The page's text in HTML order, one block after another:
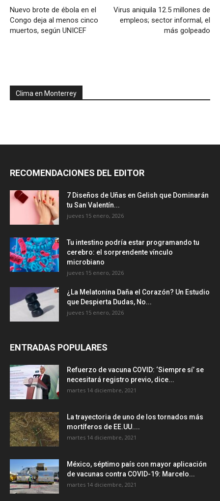
Nuevo brote de ébola en el
Congo deja al menos cinco
muertos, según UNICEF
Virus aniquila 12.5 millones de
empleos; sector informal, el
más golpeado
Clima en Monterrey
RECOMENDACIONES DEL EDITOR
7 Diseños de Uñas en Gelish que Dominarán
tu San Valentín...
jueves 15 enero, 2026
Tu intestino podría estar programando tu
cerebro: el sorprendente vínculo
microbiano
jueves 15 enero, 2026
¿La Melatonina Daña el Corazón? Un Estudio
que Despierta Dudas, No...
jueves 15 enero, 2026
ENTRADAS POPULARES
Refuerzo de vacuna COVID: ‘Siempre sí’ se
necesitará registro previo, dice...
martes 14 diciembre, 2021
La trayectoria de uno de los tornados más
mortíferos de EE.UU....
martes 14 diciembre, 2021
México, séptimo país con mayor aplicación
de vacunas contra COVID-19: Marcelo...
martes 14 diciembre, 2021